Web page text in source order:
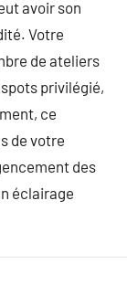
avoir son
Votre
de ateliers
privilégié,
ce
de votre
des
éclairage